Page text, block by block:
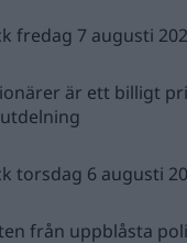
fredag 7 augusti
är ett billigt
torsdag 6 augusti
från uppblåsta